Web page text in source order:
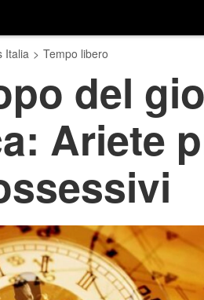
Italia > Tempo libero
del
Ariete